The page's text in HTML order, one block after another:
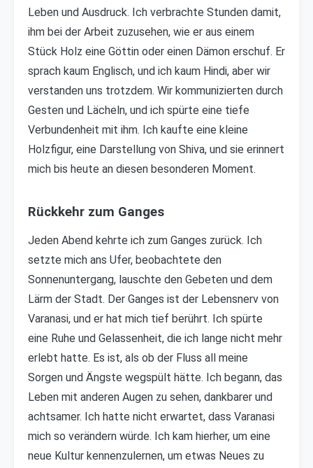
Leben und Ausdruck. Ich verbrachte Stunden damit,
ihm bei der Arbeit zuzusehen, wie er aus einem
Stück Holz eine Göttin oder einen Dämon erschuf. Er
sprach kaum Englisch, und ich kaum Hindi, aber wir
verstanden uns trotzdem. Wir kommunizierten durch
Gesten und Lächeln, und ich spürte eine tiefe
Verbundenheit mit ihm. Ich kaufte eine kleine
Holzfigur, eine Darstellung von Shiva, und sie erinnert
mich bis heute an diesen besonderen Moment.
Rückkehr zum Ganges
Jeden Abend kehrte ich zum Ganges zurück. Ich
setzte mich ans Ufer, beobachtete den
Sonnenuntergang, lauschte den Gebeten und dem
Lärm der Stadt. Der Ganges ist der Lebensnerv von
Varanasi, und er hat mich tief berührt. Ich spürte
eine Ruhe und Gelassenheit, die ich lange nicht mehr
erlebt hatte. Es ist, als ob der Fluss all meine
Sorgen und Ängste wegspült hätte. Ich begann, das
Leben mit anderen Augen zu sehen, dankbarer und
achtsamer. Ich hatte nicht erwartet, dass Varanasi
mich so verändern würde. Ich kam hierher, um eine
neue Kultur kennenzulernen, um etwas Neues zu